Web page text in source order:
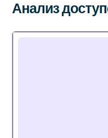
Анализ